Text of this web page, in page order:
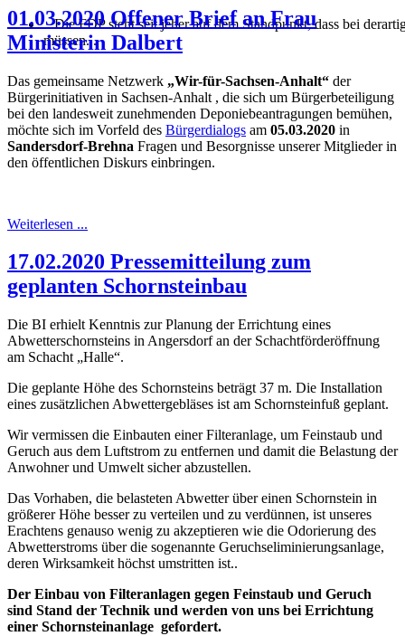
...Die FDP steht seit jeher auf dem Standpunkt, dass bei
müssen...
01.03.2020 Offener Brief an Frau
Ministerin Dalbert
Das gemeinsame Netzwerk „Wir-für-Sachsen-Anhalt“ der
Bürgerinitiativen in Sachsen-Anhalt , die sich um Bürgerbeteiligung
bei den landesweit zunehmenden Deponiebeantragungen bemühen,
möchte sich im Vorfeld des Bürgerdialogs am 05.03.2020 in
Sandersdorf-Brehna Fragen und Besorgnisse unserer Mitglieder in
den öffentlichen Diskurs einbringen.
Weiterlesen ...
17.02.2020 Pressemitteilung zum
geplanten Schornsteinbau
Die BI erhielt Kenntnis zur Planung der Errichtung eines
Abwetterschornsteins in Angersdorf an der Schachtförderöffnung
am Schacht „Halle“.
Die geplante Höhe des Schornsteins beträgt 37 m. Die Installation
eines zusätzlichen Abwettergebläses ist am Schornsteinfuß geplant.
Wir vermissen die Einbauten einer Filteranlage, um Feinstaub und
Geruch aus dem Luftstrom zu entfernen und damit die Belastung der
Anwohner und Umwelt sicher abzustellen.
Das Vorhaben, die belasteten Abwetter über einen Schornstein in
größerer Höhe besser zu verteilen und zu verdünnen, ist unseres
Erachtens genauso wenig zu akzeptieren wie die Odorierung des
Abwetterstroms über die sogenannte Geruchseliminierungsanlage,
deren Wirksamkeit höchst umstritten ist..
Der Einbau von Filteranlagen gegen Feinstaub und Geruch
sind Stand der Technik und werden von uns bei Errichtung
einer Schornsteinanlage gefordert.